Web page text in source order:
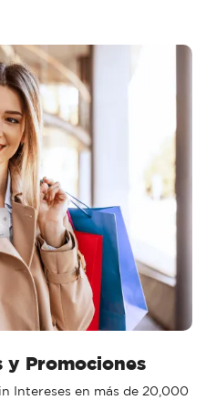
y Promociones
Intereses en más de 20,000